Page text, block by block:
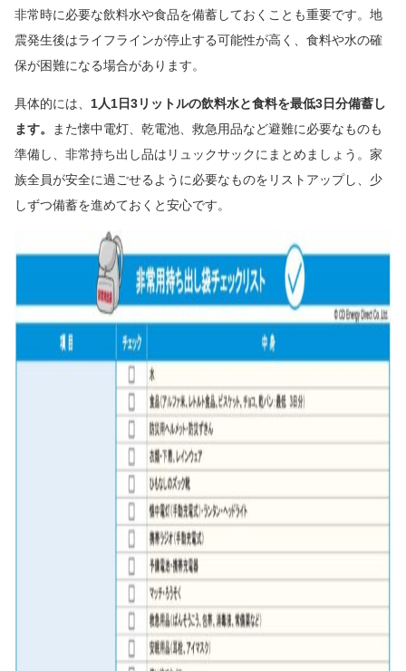
非常時に必要な飲料水や食品を備蓄しておくことも重要です。地
震発生後はライフラインが停止する可能性が高く、食料や水の確
保が困難になる場合があります。
具体的には、 1人1日3リットルの飲料水と食料を最低3日分備蓄し
ます。
また懐中電灯、乾電池、救急用品など避難に必要なものも
準備し、非常持ち出し品はリュックサックにまとめましょう。家
族全員が安全に過ごせるように必要なものをリストアップし、少
しずつ備蓄を進めておくと安心です。